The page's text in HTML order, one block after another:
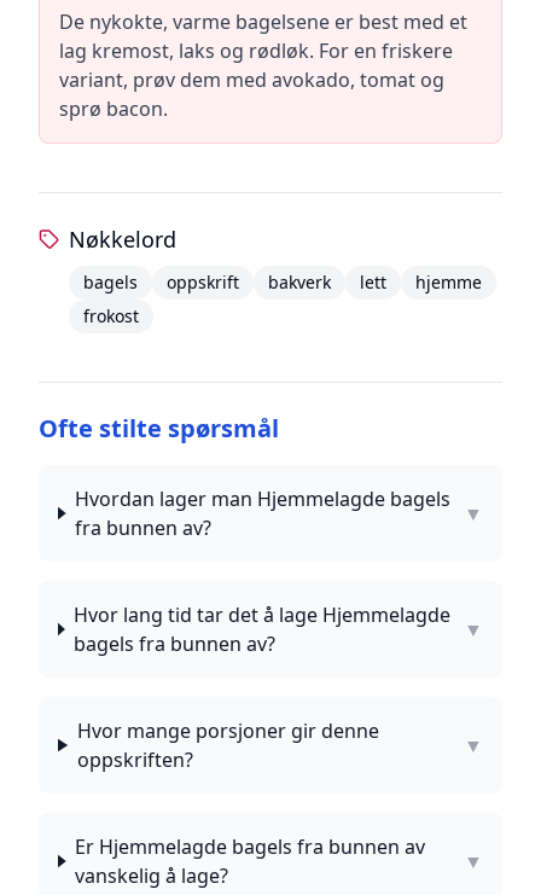
De nykokte, varme bagelsene er best med et
lag kremost, laks og rødløk. For en friskere
variant, prøv dem med avokado, tomat og
sprø bacon.
Nøkkelord
bagels oppskrift bakverk lett
hjemme
frokost
Ofte stilte spørsmål
Hvordan lager man Hjemmelagde bagels
fra bunnen av?
▼
Hvor lang tid tar det å lage Hjemmelagde
bagels fra bunnen av?
▼
Hvor mange porsjoner gir denne
oppskriften?
▼
Er Hjemmelagde bagels fra bunnen av
vanskelig å lage?
▼